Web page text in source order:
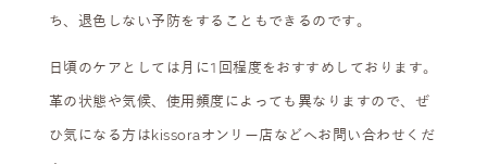
ち、退色しない予防をすることもできるのです。
日頃のケアとしては月に1回程度をおすすめしております。
革の状態や気候、使用頻度によっても異なりますので、ぜ
ひ気になる方はkissoraオンリー店などへお問い合わせくだ